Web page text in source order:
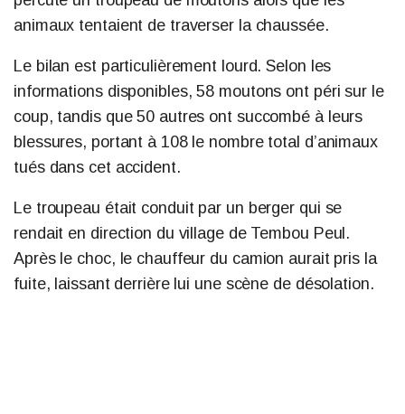
animaux tentaient de traverser la chaussée.
Le bilan est particulièrement lourd. Selon les
informations disponibles, 58 moutons ont péri sur le
coup, tandis que 50 autres ont succombé à leurs
blessures, portant à 108 le nombre total d’animaux
tués dans cet accident.
Le troupeau était conduit par un berger qui se
rendait en direction du village de Tembou Peul.
Après le choc, le chauffeur du camion aurait pris la
fuite, laissant derrière lui une scène de désolation.